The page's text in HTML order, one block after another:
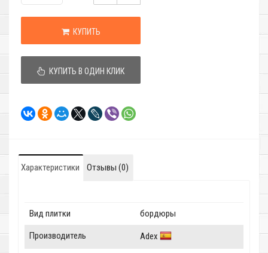
КУПИТЬ
КУПИТЬ В ОДИН КЛИК
Характеристики Отзывы (0)
Вид плитки бордюры
Производитель Adex